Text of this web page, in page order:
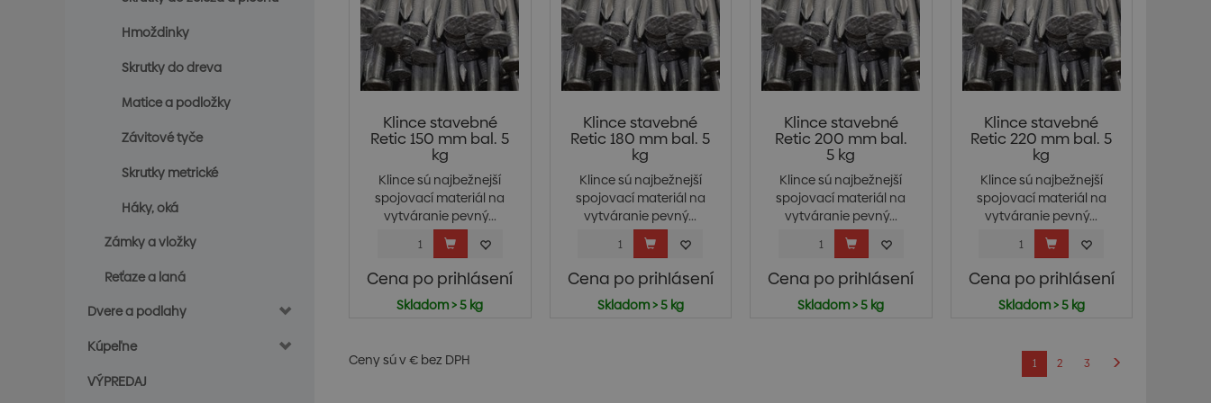
Hmoždinky
Skrutky do dreva
Matice a podložky
Závitové tyče
Skrutky metrické
Háky, oká
Zámky a vložky
Reťaze a laná
Dvere a podlahy
Kúpeľne
VÝPREDAJ
Klince stavebné
Retic 150 mm bal. 5
kg
Klince sú najbežnejší
spojovací materiál na
vytváranie pevný...
Cena po prihlásení
Skladom > 5 kg
Klince stavebné
Retic 180 mm bal. 5
kg
Klince sú najbežnejší
spojovací materiál na
vytváranie pevný...
Cena po prihlásení
Skladom > 5 kg
Klince stavebné
Retic 200 mm bal.
5 kg
Klince sú najbežnejší
spojovací materiál na
vytváranie pevný...
Cena po prihlásení
Skladom > 5 kg
Klince stavebné
Retic 220 mm bal. 5
kg
Klince sú najbežnejší
spojovací materiál na
vytváranie pevný...
Cena po prihlásení
Skladom > 5 kg
Ceny sú v € bez DPH 1 2 3